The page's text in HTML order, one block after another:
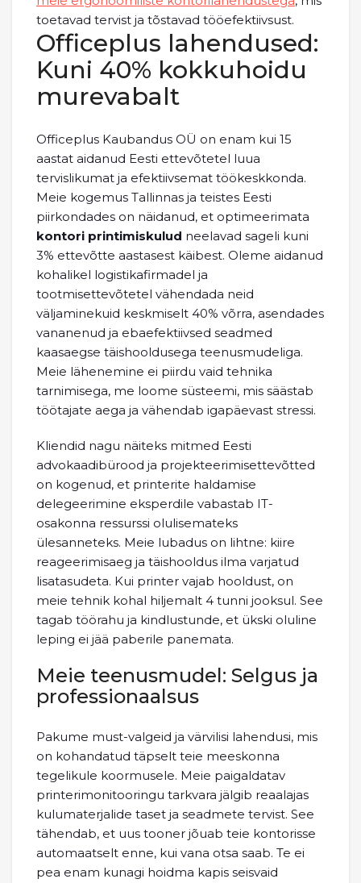
toetavad tervist ja tõstavad tööefektiivsust.
Officeplus lahendused:
Kuni 40% kokkuhoidu
murevabalt
Officeplus Kaubandus OÜ on enam kui 15
aastat aidanud Eesti ettevõtetel luua
tervislikumat ja efektiivsemat töökeskkonda.
Meie kogemus Tallinnas ja teistes Eesti
piirkondades on näidanud, et optimeerimata
kontori printimiskulud neelavad sageli kuni
3% ettevõtte aastasest käibest. Oleme aidanud
kohalikel logistikafirmadel ja
tootmisettevõtetel vähendada neid
väljaminekuid keskmiselt 40% võrra, asendades
vananenud ja ebaefektiivsed seadmed
kaasaegse täishooldusega teenusmudeliga.
Meie lähenemine ei piirdu vaid tehnika
tarnimisega, me loome süsteemi, mis säästab
töötajate aega ja vähendab igapäevast stressi.
Kliendid nagu näiteks mitmed Eesti
advokaadibürood ja projekteerimisettevõtted
on kogenud, et printerite haldamise
delegeerimine eksperdile vabastab IT-
osakonna ressurssi olulisemateks
ülesanneteks. Meie lubadus on lihtne: kiire
reageerimisaeg ja täishooldus ilma varjatud
lisatasudeta. Kui printer vajab hooldust, on
meie tehnik kohal hiljemalt 4 tunni jooksul. See
tagab töörahu ja kindlustunde, et ükski oluline
leping ei jää paberile panemata.
Meie teenusmudel: Selgus ja
professionaalsus
Pakume must-valgeid ja värvilisi lahendusi, mis
on kohandatud täpselt teie meeskonna
tegelikule koormusele. Meie paigaldatav
printerimonitooringu tarkvara jälgib reaalajas
kulumaterjalide taset ja seadmete tervist. See
tähendab, et uus tooner jõuab teie kontorisse
automaatselt enne, kui vana otsa saab. Te ei
pea enam kunagi hoidma kapis seisvaid